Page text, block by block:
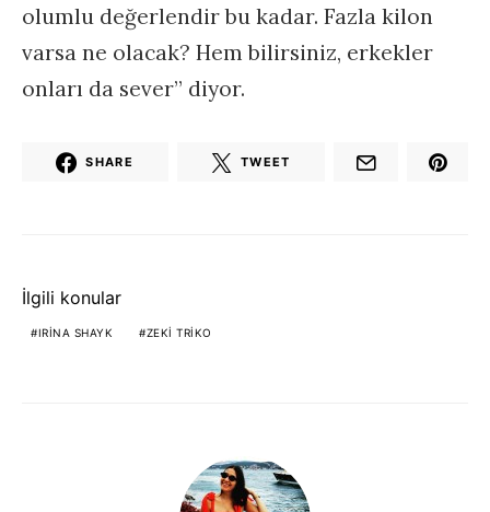
olumlu değerlendir bu kadar. Fazla kilon
varsa ne olacak? Hem bilirsiniz, erkekler
onları da sever” diyor.
SHARE TWEET
İlgili konular
IRINA SHAYK ZEKI TRIKO